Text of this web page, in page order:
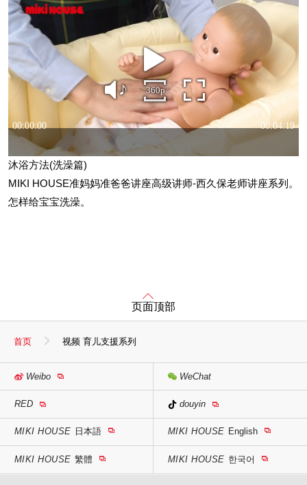
沐浴方法(洗澡篇)
MIKI HOUSE准妈妈准爸爸讲座高级讲师-西久保老师讲座系列。
怎样给宝宝洗澡。
页面顶部
首页 视频 育儿支援系列
Weibo WeChat
RED douyin
MIKI HOUSE 日本語 MIKI HOUSE English
MIKI HOUSE 繁體 MIKI HOUSE 한국어